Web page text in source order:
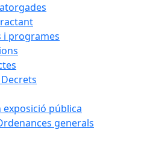
i programes
pública
generals